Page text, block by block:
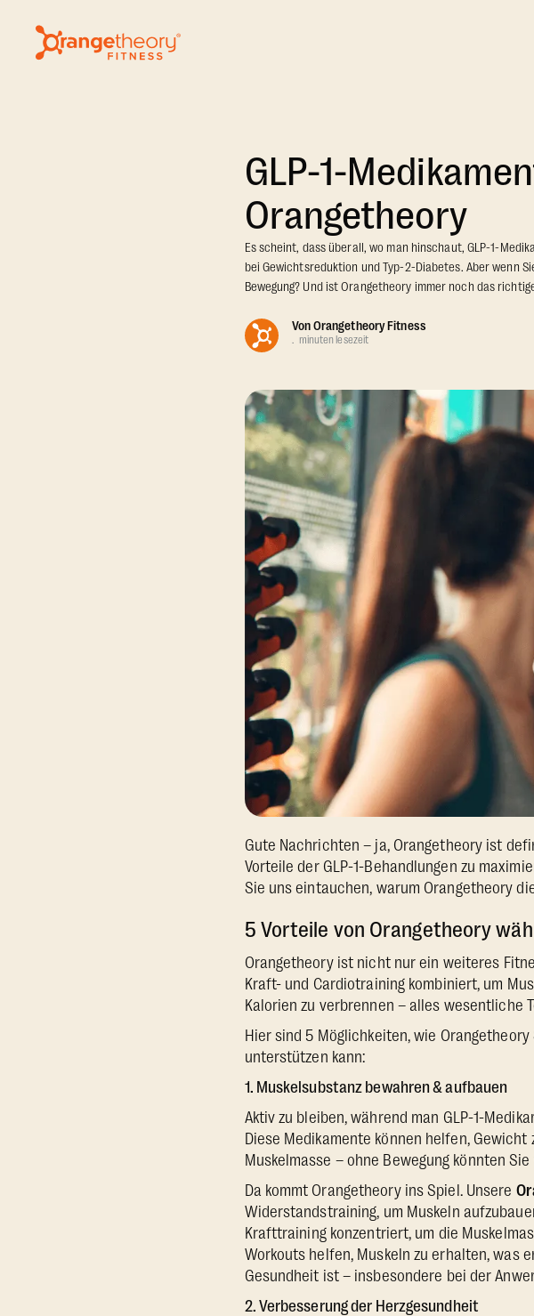
GLP-1-
Orangetheory
Es scheint, dass überall, wo man hinschaut, GLP-1-
bei Gewichtsreduktion und Typ-2-Diabetes. Aber wenn
Bewegung? Und ist Orangetheory immer noch das
VonOrangetheory Fitness
. minuten lesezeit
Gute Nachrichten – ja, Orangetheory ist
Vorteile der GLP-1-Behandlungen zu
Sie uns eintauchen, warum Orangetheory
5 Vorteile von Orangetheory
Orangetheory ist nicht nur ein weiteres
Kraft- und Cardiotraining kombiniert, um
Kalorien zu verbrennen – alles wesentliche
Hier sind 5 Möglichkeiten, wie
unterstützen kann:
1. Muskelsubstanz bewahren & aufbauen
Aktiv zu bleiben, während man GLP-1-
Diese Medikamente können helfen,
Muskelmasse – ohne Bewegung könnten
Da kommt Orangetheory ins Spiel. Unsere
Widerstandstraining, um Muskeln
Krafttraining konzentriert, um die
Workouts helfen, Muskeln zu erhalten,
Gesundheit ist – insbesondere bei der
2. Verbesserung der Herzgesundheit